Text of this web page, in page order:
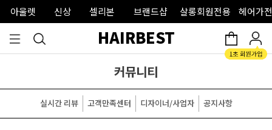
아울렛 신상 셀리본 브랜드샵 살롱회원전용 헤어가
HAIRBEST
커뮤니티
실시간 리뷰 고객만족센터 디자이너/사업자 공지사항